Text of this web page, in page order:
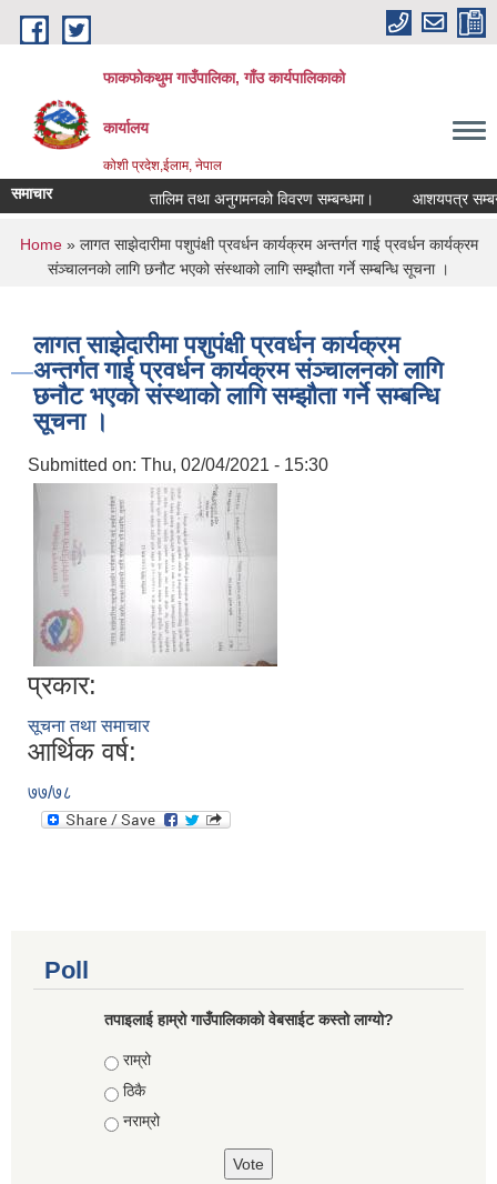
Skip to main content
फाकफोकथुम गाउँपालिका, गाँउ कार्यपालिकाको
कार्यालय
कोशी प्रदेश,ईलाम, नेपाल
समाचार तालिम तथा अनुगमनको विवरण सम्बन्धमा। आशयपत्र
You are here
Home» लागत साझेदारीमा पशुपंक्षी प्रवर्धन कार्यक्रम अन्तर्गत गाई प्रवर्धन कार्यक्रम
संञ्चालनको लागि छनौट भएको संस्थाको लागि सम्झौता गर्ने सम्बन्धि सूचना ।
लागत साझेदारीमा पशुपंक्षी प्रवर्धन कार्यक्रम
अन्तर्गत गाई प्रवर्धन कार्यक्रम संञ्चालनको लागि
छनौट भएको संस्थाको लागि सम्झौता गर्ने सम्बन्धि
सूचना ।
Submitted on: Thu, 02/04/2021 - 15:30
प्रकार:
सूचना तथा समाचार
आर्थिक वर्ष:
७७/७८
Poll
तपाइलाई हाम्रो गाउँपालिकाको वेबसाईट कस्तो लाग्यो?
Choices
राम्रो
ठिकै
नराम्रो